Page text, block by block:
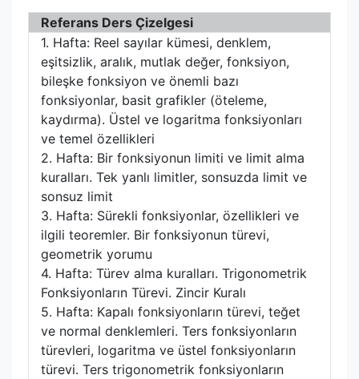
Referans Ders Çizelgesi
1. Hafta: Reel sayılar kümesi, denklem,
eşitsizlik, aralık, mutlak değer, fonksiyon,
bileşke fonksiyon ve önemli bazı
fonksiyonlar, basit grafikler (öteleme,
kaydırma). Üstel ve logaritma fonksiyonları
ve temel özellikleri
2. Hafta: Bir fonksiyonun limiti ve limit alma
kuralları. Tek yanlı limitler, sonsuzda limit ve
sonsuz limit
3. Hafta: Sürekli fonksiyonlar, özellikleri ve
ilgili teoremler. Bir fonksiyonun türevi,
geometrik yorumu
4. Hafta: Türev alma kuralları. Trigonometrik
Fonksiyonların Türevi. Zincir Kuralı
5. Hafta: Kapalı fonksiyonların türevi, teğet
ve normal denklemleri. Ters fonksiyonların
türevleri, logaritma ve üstel fonksiyonların
türevi. Ters trigonometrik fonksiyonların